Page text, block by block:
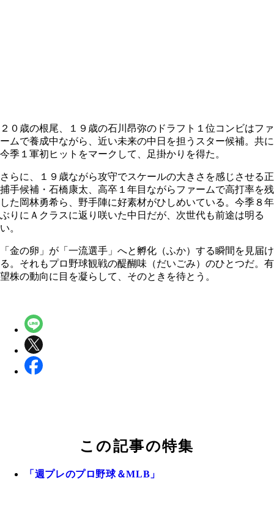
２０歳の根尾、１９歳の石川昂弥のドラフト１位コンビはファ
ームで養成中ながら、近い未来の中日を担うスター候補。共に
今季１軍初ヒットをマークして、足掛かりを得た。
さらに、１９歳ながら攻守でスケールの大きさを感じさせる正
捕手候補・石橋康太、高卒１年目ながらファームで高打率を残
した岡林勇希ら、野手陣に好素材がひしめいている。今季８年
ぶりにＡクラスに返り咲いた中日だが、次世代も前途は明る
い。
「金の卵」が「一流選手」へと孵化（ふか）する瞬間を見届け
る。それもプロ野球観戦の醍醐味（だいごみ）のひとつだ。有
望株の動向に目を凝らして、そのときを待とう。
この記事の特集
「週プレのプロ野球＆MLB」